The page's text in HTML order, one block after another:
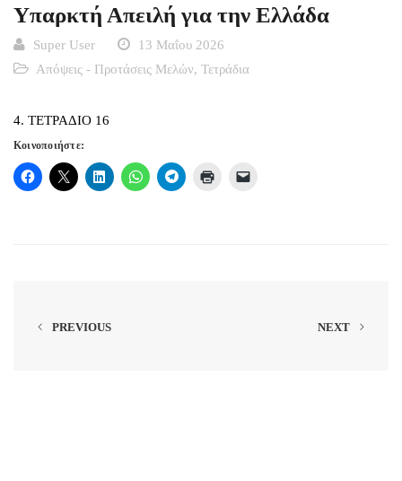
Υπαρκτή Απειλή για την Ελλάδα
Super User
13 Μαΐου 2026
Απόψεις - Προτάσεις Μελών, Τετράδια
4. ΤΕΤΡΑΔΙΟ 16
Κοινοποιήστε:
PREVIOUS NEXT